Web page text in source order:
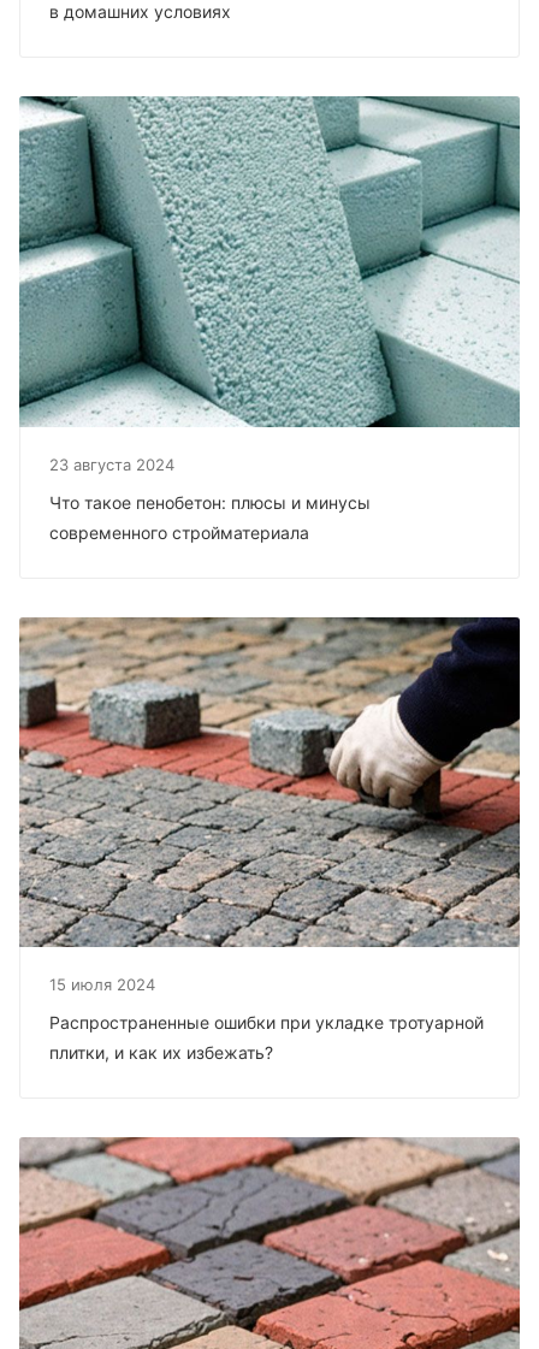
в домашних условиях
23 августа 2024
Что такое пенобетон: плюсы и минусы
современного стройматериала
15 июля 2024
Распространенные ошибки при укладке тротуарной
плитки, и как их избежать?